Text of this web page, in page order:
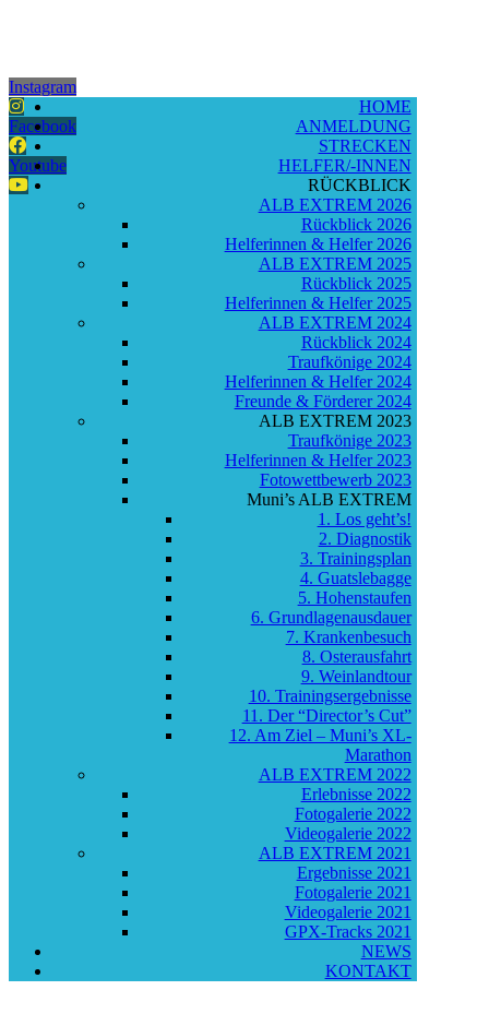
Instagram
Facebook
Youtube
HOME
ANMELDUNG
STRECKEN
HELFER/-INNEN
RÜCKBLICK
ALB EXTREM 2026
Rückblick 2026
Helferinnen & Helfer 2026
ALB EXTREM 2025
Rückblick 2025
Helferinnen & Helfer 2025
ALB EXTREM 2024
Rückblick 2024
Traufkönige 2024
Helferinnen & Helfer 2024
Freunde & Förderer 2024
ALB EXTREM 2023
Traufkönige 2023
Helferinnen & Helfer 2023
Fotowettbewerb 2023
Muni’s ALB EXTREM
1. Los geht’s!
2. Diagnostik
3. Trainingsplan
4. Guatslebagge
5. Hohenstaufen
6. Grundlagenausdauer
7. Krankenbesuch
8. Osterausfahrt
9. Weinlandtour
10. Trainingsergebnisse
11. Der “Director’s Cut”
12. Am Ziel – Muni’s XL-
Marathon
ALB EXTREM 2022
Erlebnisse 2022
Fotogalerie 2022
Videogalerie 2022
ALB EXTREM 2021
Ergebnisse 2021
Fotogalerie 2021
Videogalerie 2021
GPX-Tracks 2021
NEWS
KONTAKT